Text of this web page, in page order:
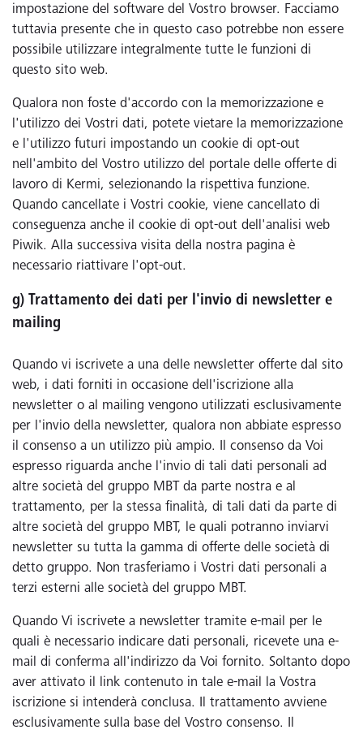
impostazione del software del Vostro browser. Facciamo
tuttavia presente che in questo caso potrebbe non essere
possibile utilizzare integralmente tutte le funzioni di
questo sito web.
Qualora non foste d'accordo con la memorizzazione e
l'utilizzo dei Vostri dati, potete vietare la memorizzazione
e l'utilizzo futuri impostando un cookie di opt-out
nell'ambito del Vostro utilizzo del portale delle offerte di
lavoro di Kermi, selezionando la rispettiva funzione.
Quando cancellate i Vostri cookie, viene cancellato di
conseguenza anche il cookie di opt-out dell'analisi web
Piwik. Alla successiva visita della nostra pagina è
necessario riattivare l'opt-out.
g) Trattamento dei dati per l'invio di newsletter e
mailing
Quando vi iscrivete a una delle newsletter offerte dal sito
web, i dati forniti in occasione dell'iscrizione alla
newsletter o al mailing vengono utilizzati esclusivamente
per l'invio della newsletter, qualora non abbiate espresso
il consenso a un utilizzo più ampio. Il consenso da Voi
espresso riguarda anche l'invio di tali dati personali ad
altre società del gruppo MBT da parte nostra e al
trattamento, per la stessa finalità, di tali dati da parte di
altre società del gruppo MBT, le quali potranno inviarvi
newsletter su tutta la gamma di offerte delle società di
detto gruppo. Non trasferiamo i Vostri dati personali a
terzi esterni alle società del gruppo MBT.
Quando Vi iscrivete a newsletter tramite e-mail per le
quali è necessario indicare dati personali, ricevete una e-
mail di conferma all'indirizzo da Voi fornito. Soltanto dopo
aver attivato il link contenuto in tale e-mail la Vostra
iscrizione si intenderà conclusa. Il trattamento avviene
esclusivamente sulla base del Vostro consenso. Il